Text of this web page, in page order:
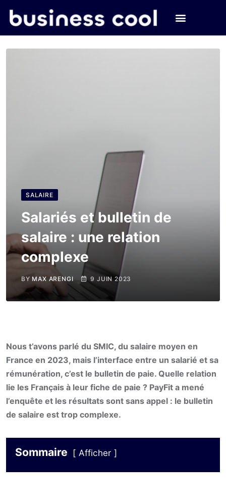
SALAIRE
Salariés et bulletin de
salaire : une relation
complexe
BY MAX ARENGI 9 JUIN 2023
Nous t’avons parlé du SMIC, du salaire moyen en
France en 2023, mais l’interface entre un salarié et sa
rémunération, c’est le bulletin de paie. Quelle relation
lie les Français à leur fiche de paie ? PayFit a mené
l’enquête et les résultats sont sans appel : le bulletin
de salaire est trop complexe.
Sommaire Afficher